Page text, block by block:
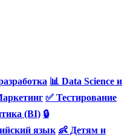
📊 Data Science и
✅ Тестирование
(BI) 🔒
язык 👶 Детям и